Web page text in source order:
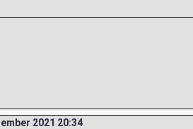
2021 20:34